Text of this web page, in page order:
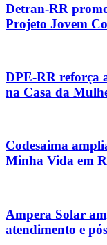
Detran-RR
Projeto Jovem
DPE-RR reforça
na Casa da
Codesaima
Minha Vida em
Ampera Solar
atendimento e